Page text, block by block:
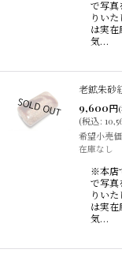
で写真
りい
は実在
気…
老鉱朱砂
9,600円
(税込:
希望小売
在庫なし
※本店
で写真
りい
は実在
気…